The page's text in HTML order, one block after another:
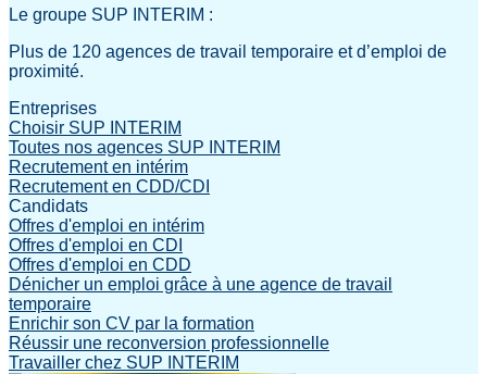
Le groupe SUP INTERIM :
Plus de 120 agences de travail temporaire et d’emploi de
proximité.
Entreprises
Choisir SUP INTERIM
Toutes nos agences SUP INTERIM
Recrutement en intérim
Recrutement en CDD/CDI
Candidats
Offres d'emploi en intérim
Offres d'emploi en CDI
Offres d'emploi en CDD
Dénicher un emploi grâce à une agence de travail
temporaire
Enrichir son CV par la formation
Réussir une reconversion professionnelle
Travailler chez SUP INTERIM